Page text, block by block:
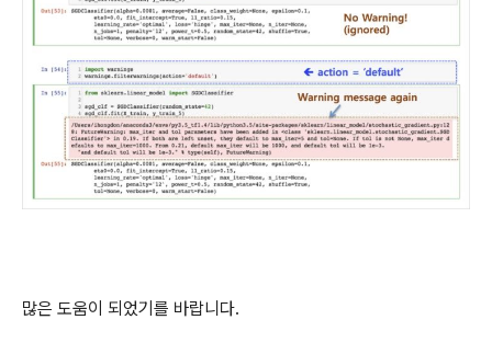
많은 도움이 되었기를 바랍니다.